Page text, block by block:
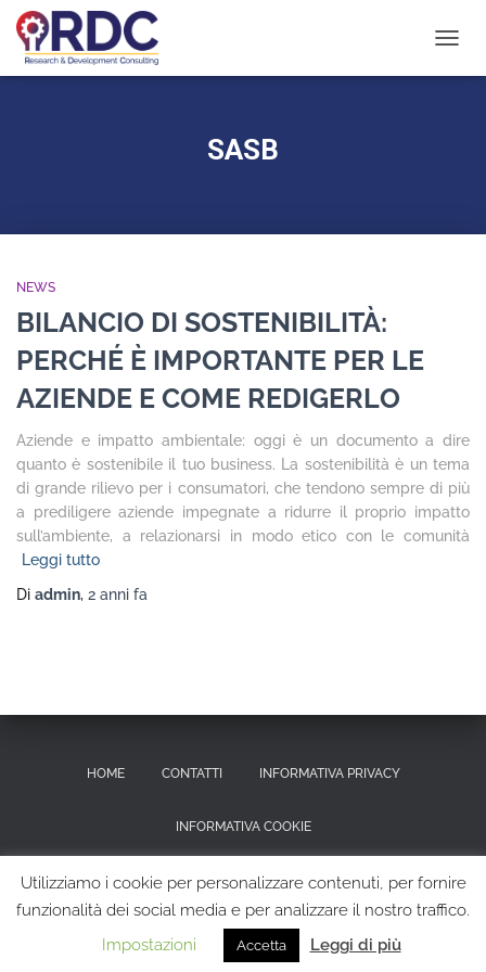
SASB
NEWS
BILANCIO DI SOSTENIBILITÀ:
PERCHÉ È IMPORTANTE PER LE
AZIENDE E COME REDIGERLO
Aziende e impatto ambientale: oggi è un documento a dire
quanto è sostenibile il tuo business. La sostenibilità è un tema
di grande rilievo per i consumatori, che tendono sempre di più
a prediligere aziende impegnate a ridurre il proprio impatto
sull’ambiente, a relazionarsi in modo etico con le comunità
Leggi tutto
Di admin, 2 anni fa
HOME CONTATTI INFORMATIVA PRIVACY
INFORMATIVA COOKIE
RICHIESTA CANCELLAZIONE DEI DATI PERSONALI
Hestia | Sviluppato daThemeIsle
Utilizziamo i cookie per personalizzare contenuti, per fornire
funzionalità dei social media e per analizzare il nostro traffico.
Impostazioni
Accetta Leggi di più